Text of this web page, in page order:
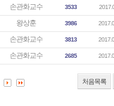
손관화교수 3533
왕상훈 3986
손관화교수 3813
손관화교수 2685
처음목록